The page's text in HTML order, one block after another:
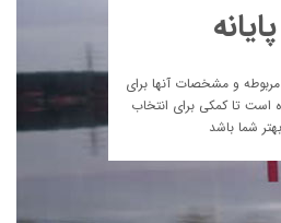
پایانه
مربوطه و مشخصات آنها برای
تا کمکی برای انتخاب
بهتر شما باشد